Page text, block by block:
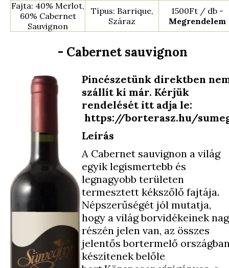
Fajta: 40% Merlot,
60% Cabernet
Sauvignon
Típus: Barrique,
Száraz
1500Ft / db -
Megrendelem
- Cabernet sauvignon
Pincészetünk direktben
szállít ki már. Kérjük
rendelését itt adja le:
https://borterasz.hu/
Leírás
A Cabernet sauvignon a világ
egyik legismertebb és
legnagyobb területen
termesztett kékszőlő fajtája.
Népszerűségét jól mutatja,
hogy a világ borvidékeinek
részén jelen van, az összes
jelentős bortermelő
készítenek belőle